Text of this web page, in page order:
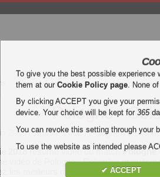
Premier League anglaise
Liga
Pologne -
2018| Russie 2018 | Pologne vs
2018résumé vidéo du match Pologne
vidéo de Pologne - Colombie
les meilleurs moments de chaque
To give you the best possible
them at ourCookie Policy page. None
By clicking ACCEPT you give your
device. Your choice will be kept for365
You can revoke this setting through your
To use the website as intended please
✔ ACCEPT